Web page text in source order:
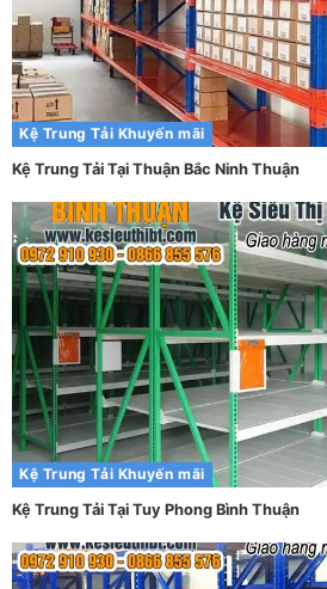
Kệ Trung Tải Khuyến mãi
Kệ Trung Tải Tại Thuận Bắc Ninh Thuận
Kệ Trung Tải Khuyến mãi
Kệ Trung Tải Tại Tuy Phong Bình Thuận